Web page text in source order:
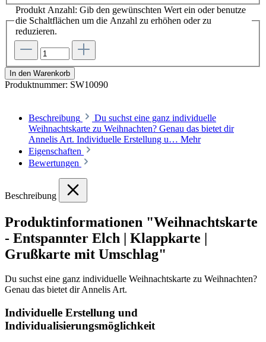
Produkt Anzahl: Gib den gewünschten Wert ein oder benutze
die Schaltflächen um die Anzahl zu erhöhen oder zu
reduzieren.
In den Warenkorb
Produktnummer: SW10090
Beschreibung
Du suchst eine ganz individuelle
Weihnachtskarte zu Weihnachten? Genau das bietet dir
Annelis Art. Individuelle Erstellung u… Mehr
Eigenschaften
Bewertungen
Beschreibung
Produktinformationen "Weihnachtskarte
- Entspannter Elch | Klappkarte |
Grußkarte mit Umschlag"
Du suchst eine ganz individuelle Weihnachtskarte zu Weihnachten?
Genau das bietet dir Annelis Art.
Individuelle Erstellung und
Individualisierungsmöglichkeit